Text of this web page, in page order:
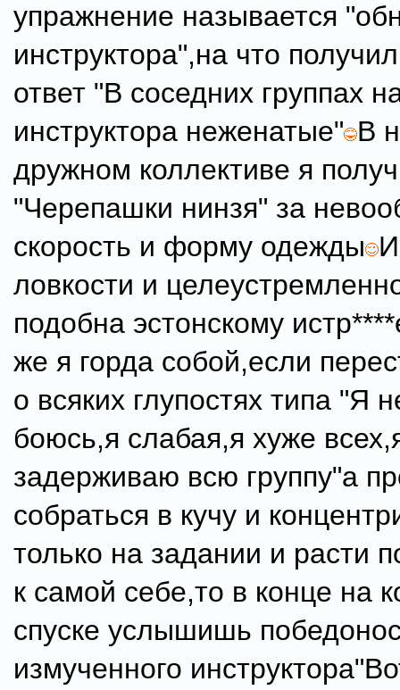
упражнение называется
инструктора",на что
ответ "В соседних группах
инструктора неженатые" В
дружном коллективе я
"Черепашки нинзя" за
скорость и форму одежды
ловкости и
подобна эстонскому
же я горда собой,если
о всяких глупостях типа "Я
боюсь,я слабая,я хуже
задерживаю всю группу"а
собраться в кучу и
только на задании и расти
к самой себе,то в конце на
спуске услышишь
измученного